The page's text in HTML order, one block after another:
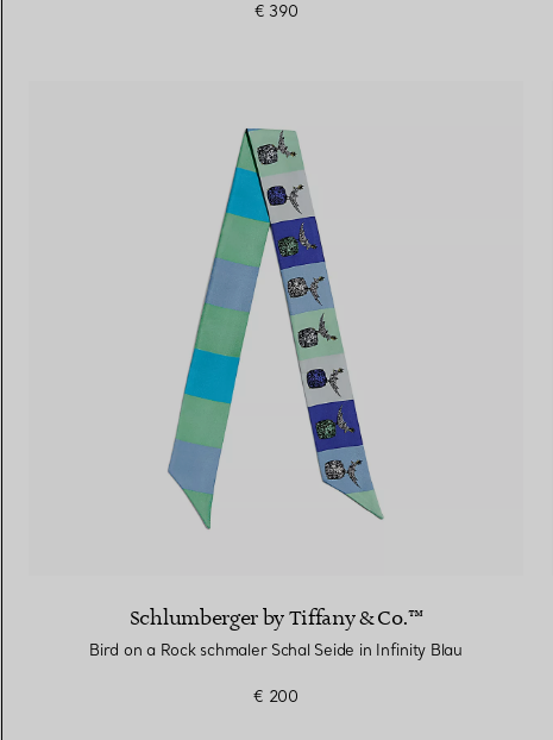
€ 390
Schlumberger by Tiffany & Co.™
Bird on a Rock schmaler Schal Seide in Infinity Blau
€ 200